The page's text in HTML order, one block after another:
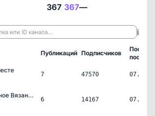
367 367—
или ID канала… ℹ️
Публикаций Подписчиков
пост
7 47570
Интерьерное Вязание
6 14167